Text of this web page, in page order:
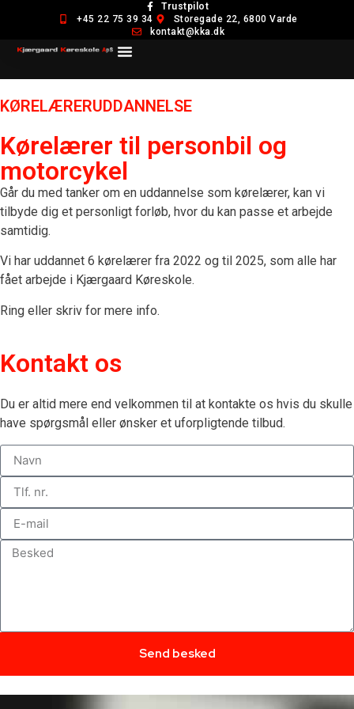
Trustpilot
+45 22 75 39 34
Storegade 22, 6800 Varde
kontakt@kka.dk
KØRELÆRERUDDANNELSE
Kørelærer til personbil og
motorcykel
Går du med tanker om en uddannelse som kørelærer, kan vi
tilbyde dig et personligt forløb, hvor du kan passe et arbejde
samtidig.
Vi har uddannet 6 kørelærer fra 2022 og til 2025, som alle har
fået arbejde i Kjærgaard Køreskole.
Ring eller skriv for mere info.
Kontakt os
Du er altid mere end velkommen til at kontakte os hvis du skulle
have spørgsmål eller ønsker et uforpligtende tilbud.
Send besked